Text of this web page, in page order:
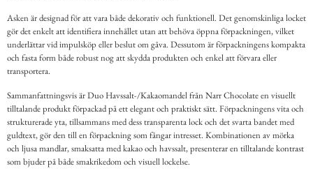
Asken är designad för att vara både dekorativ och funktionell. Det genomskinliga locket
gör det enkelt att identifiera innehållet utan att behöva öppna förpackningen, vilket
underlättar vid impulsköp eller beslut om gåva. Dessutom är förpackningens kompakta
och fasta form både robust nog att skydda produkten och enkel att förvara eller
transportera.
Sammanfattningsvis är Duo Havssalt-/Kakaomandel från Narr Chocolate en visuellt
tilltalande produkt förpackad på ett elegant och praktiskt sätt. Förpackningens vita och
strukturerade yta, tillsammans med dess transparenta lock och det svarta bandet med
guldtext, gör den till en förpackning som fångar intresset. Kombinationen av mörka
och ljusa mandlar, smaksatta med kakao och havssalt, presenterar en tilltalande kontrast
som bjuder på både smakrikedom och visuell lockelse.